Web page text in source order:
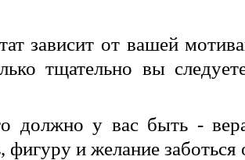
зависит от вашей
тщательно вы
должно у вас быть -
фигуру и желание заботься